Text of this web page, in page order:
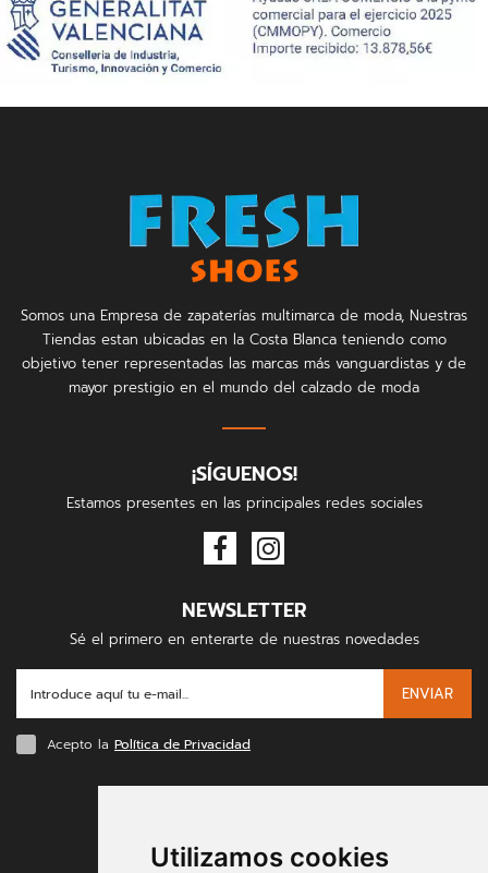
Utilizamos cookies
Somos una Empresa de zapaterías multimarca de moda, Nuestras
Tiendas estan ubicadas en la Costa Blanca teniendo como
objetivo tener representadas las marcas más vanguardistas y de
mayor prestigio en el mundo del calzado de moda
¡SÍGUENOS!
Estamos presentes en las principales redes sociales
NEWSLETTER
Sé el primero en enterarte de nuestras novedades
ENVIAR
Acepto la Política de Privacidad